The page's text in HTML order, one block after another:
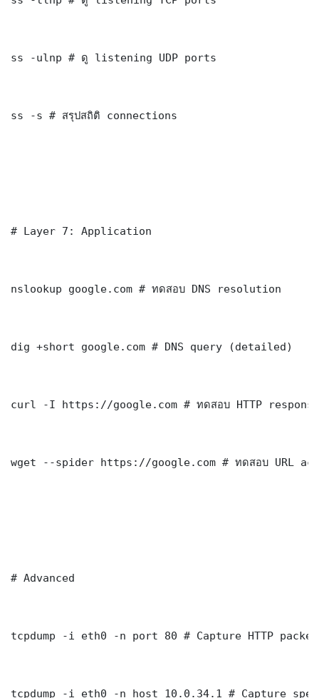
ss -ulnp # ดู listening UDP ports
ss -s # สรุปสถิติ connections
# Layer 7: Application
nslookup google.com # ทดสอบ DNS resolution
dig +short google.com # DNS query (detailed)
curl -I https://google.com # ทดสอบ HTTP
wget --spider https://google.com # ทดสอบ URL
# Advanced
tcpdump -i eth0 -n port 80 # Capture HTTP
tcpdump -i eth0 -n host 10.0.34.1 # Capture